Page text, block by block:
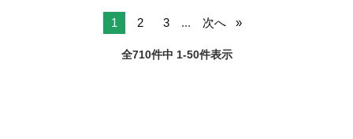
1 2 3 ... 次へ
全710件中 1-50件表示